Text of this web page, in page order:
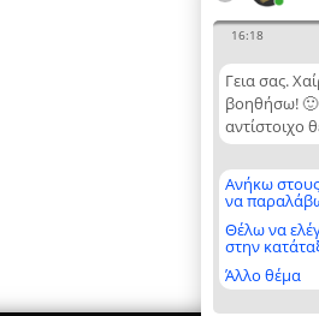
16:18
Γεια σας.
βοηθήσω! 🙂
αντίστοιχο
Ανήκω στους
να
Θέλω να
στην
Άλλο θέμα